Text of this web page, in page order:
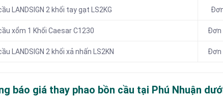
LANDSIGN 2 khối tay gạt LS2KG
xổm 1 Khối Caesar C1230 Đơn
LANDSIGN 2 khối xả nhấn LS2KN Đơn
báo giá thay phao bồn cầu tại Phú Nhuận